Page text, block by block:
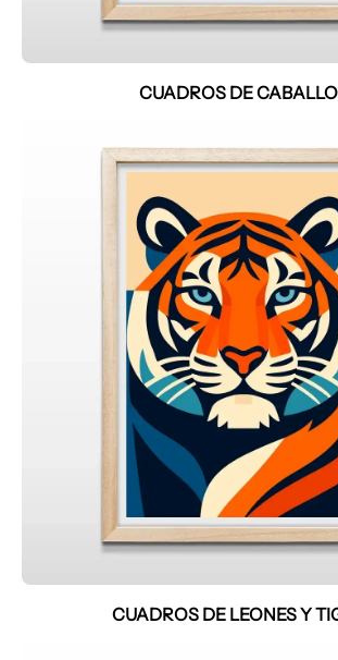
CUADROS DE
CUADROS DE LEONES Y